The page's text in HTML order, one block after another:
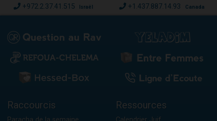
+972.2.37.41.515 Israël +1.437.887.14.93 Canada
Raccourcis Ressources